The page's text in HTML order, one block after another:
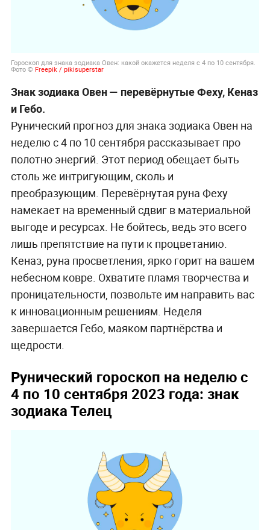
Гороскоп для знака зодиака Овен: какой окажется неделя с 4 по 10 сентября.
Фото © Freepik / pikisuperstar
Знак зодиака Овен— перевёрнутые Феху, Кеназ
и Гебо.
Рунический прогноз для знака зодиака Овен на
неделю с 4 по 10 сентября рассказывает про
полотно энергий. Этот период обещает быть
столь же интригующим, сколь и
преобразующим. Перевёрнутая руна Феху
намекает на временный сдвиг в материальной
выгоде и ресурсах. Не бойтесь, ведь это всего
лишь препятствие на пути к процветанию.
Кеназ, руна просветления, ярко горит на вашем
небесном ковре. Охватите пламя творчества и
проницательности, позвольте им направить вас
к инновационным решениям. Неделя
завершается Гебо, маяком партнёрства и
щедрости.
Рунический гороскоп на неделю с
4 по 10 сентября 2023 года: знак
зодиака Телец